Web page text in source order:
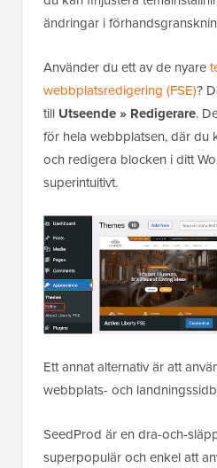
ändringar i
Använder du ett av de nyare
webbplatsredigering (FSE)?
till Utseende » Redigerare.
för hela webbplatsen, där du
och redigera blocken i ditt
superintuitivt.
Ett annat alternativ är att
webbplats- och
SeedProd är en dra-och-
superpopulär och enkel att